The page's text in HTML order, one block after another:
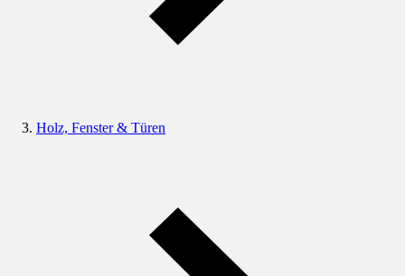
Holz, Fenster & Türen